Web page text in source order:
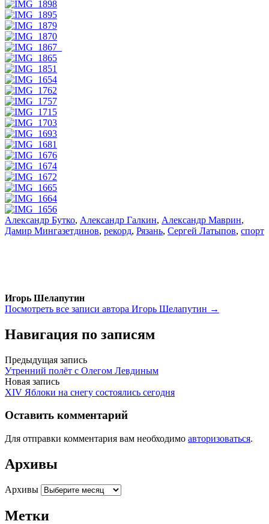
Александр Бутко, Александр Галкин, Александр Маврин,
Дамир Мингазетдинов, рекорд, Рязань, Сергей Латыпов, спорт
Игорь Шелапутин
Посмотреть все записи автора Игорь Шелапутин →
Навигация по записям
Предыдущая запись
Утренний полёт с Олегом Левдиным
Новая запись
XIV Яблоки на снегу состоялись сегодня
Оставить комментарий
Для отправки комментария вам необходимо авторизоваться.
Архивы
Архивы
Метки